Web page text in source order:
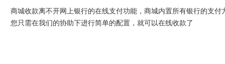
商城收款离不开网上银行的在线支付功能，商城内置所有银行的支付
您只需在我们的协助下进行简单的配置，就可以在线收款了